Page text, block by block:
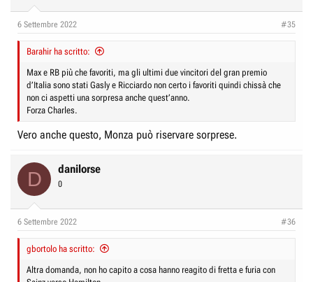
6 Settembre 2022 #35
Barahir ha scritto:
Max e RB più che favoriti, ma gli ultimi due vincitori del gran premio
d’Italia sono stati Gasly e Ricciardo non certo i favoriti quindi chissà che
non ci aspetti una sorpresa anche quest’anno.
Forza Charles.
Vero anche questo, Monza può riservare sorprese.
D danilorse
0
6 Settembre 2022 #36
gbortolo ha scritto:
Altra domanda, non ho capito a cosa hanno reagito di fretta e furia con